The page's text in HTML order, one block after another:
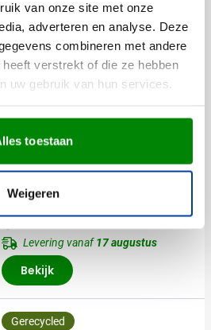
van onze site met onze
adverteren en analyse. Deze
combineren met andere
verstrekt of die ze hebben
uw gebruik van hun services.
toestaan
Weigeren
ook
Gerecycled
Draadloze oplader |
compatibel
Levering vanaf17 augustus
Bekijk
Gerecycled